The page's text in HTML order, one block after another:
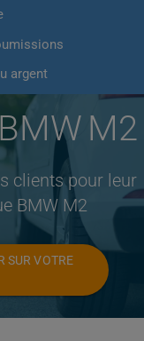
argent
M2
clients pour leur
BMW M2
SUR VOTRE